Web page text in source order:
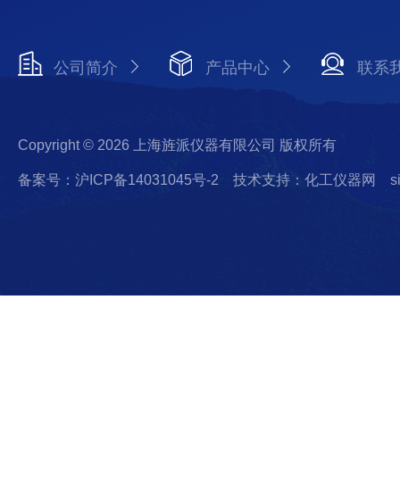
公司简介 产品中心 联系
Copyright © 2026 上海旌派仪器有限公司 版权所有
备案号：沪ICP备14031045号-2 技术支持：化工仪器网